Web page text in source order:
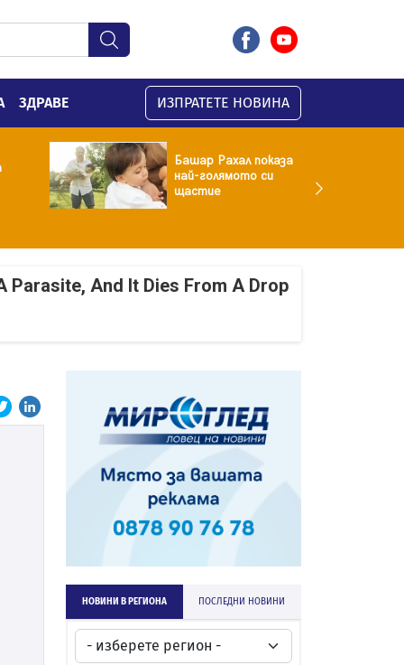
ЗДРАВЕ ИЗПРАТЕТЕ НОВИНА
Башар Рахал показа
най-голямото си
щастие
Parasite, And It Dies From A Drop
НОВИНИ В РЕГИОНА ПОСЛЕДНИ НОВИНИ